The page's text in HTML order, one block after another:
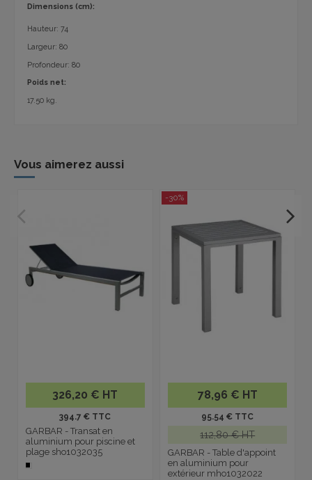
Dimensions (cm):
Hauteur: 74
Largeur: 80
Profondeur: 80
Poids net:
17.50 kg.
Vous aimerez aussi
326,20 € HT
394.7 € TTC
GARBAR - Transat en
aluminium pour piscine et
plage sho1032035
-30%
78,96 € HT
95.54 € TTC
112,80 € HT
GARBAR - Table d'appoint
en aluminium pour
extérieur mho1032022